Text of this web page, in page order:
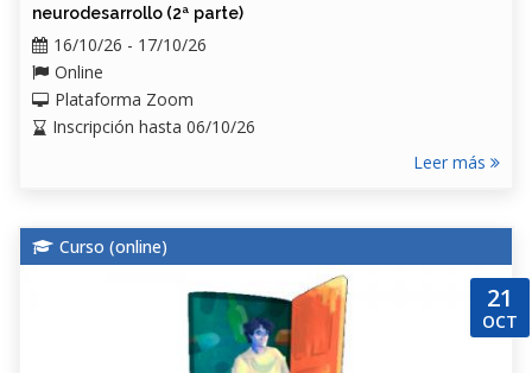
neurodesarrollo (2ª parte)
16/10/26 - 17/10/26
Online
Plataforma Zoom
Inscripción hasta 06/10/26
Leer más
Curso (online)
21
OCT